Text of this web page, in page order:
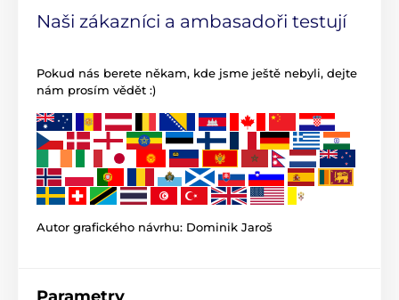
Naši zákazníci a ambasadoři testují
Pokud nás berete někam, kde jsme ještě nebyli, dejte
nám prosím vědět :)
Autor grafického návrhu: Dominik Jaroš
Parametry